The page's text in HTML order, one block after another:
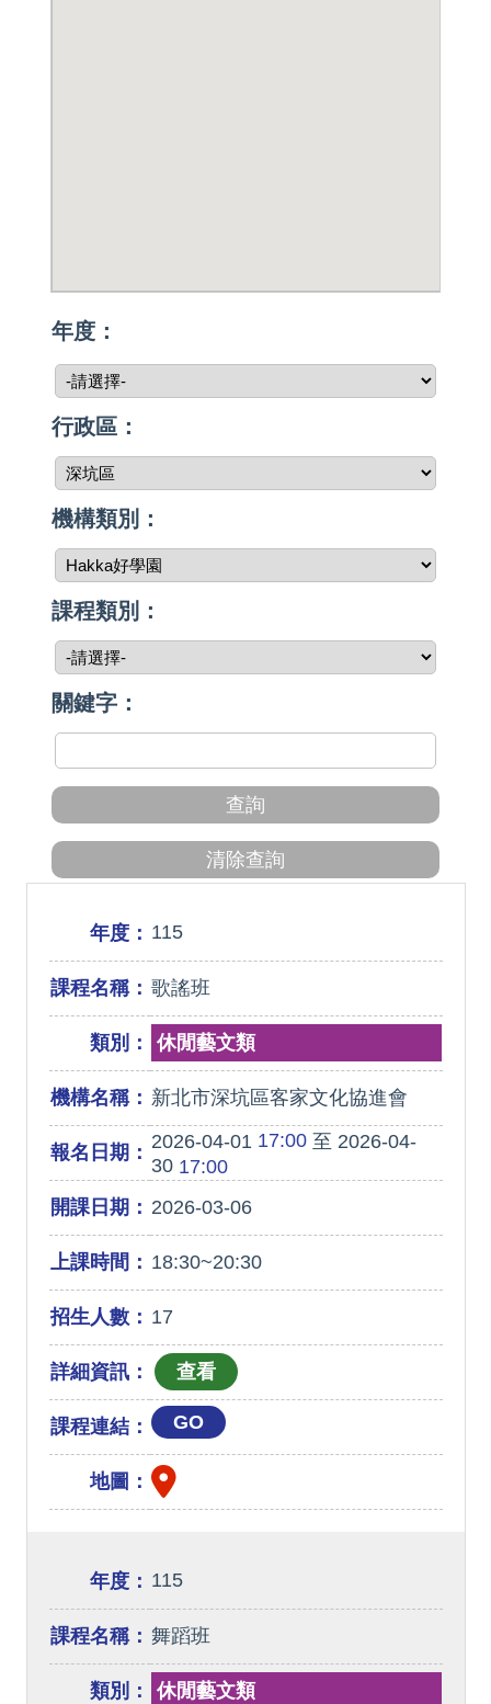
年度：
行政區：
機構類別：
課程類別：
關鍵字：
年度： 115
課程名稱： 歌謠班
類別： 休閒藝文類
機構名稱： 新北市深坑區客家文化協進會
報名日期： 2026-04-01 17:00至 2026-04-
3017:00
開課日期： 2026-03-06
上課時間： 18:30~20:30
招生人數： 17
詳細資訊：
課程連結： GO
地圖：
年度： 115
課程名稱： 舞蹈班
類別： 休閒藝文類